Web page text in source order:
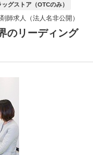
ッグストア（OTCのみ）
師求人（法人名非公開）
のリーディング